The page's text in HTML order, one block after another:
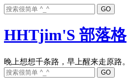
HHTjim'S 部落格